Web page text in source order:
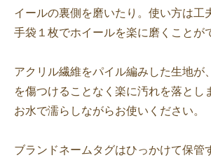
イールの裏側を磨いたり。使い方は工
手袋１枚でホイールを楽に磨くことが
アクリル繊維をパイル編みした生地が
を傷つけることなく楽に汚れを落とし
お水で濡らしながらお使いください。
ブランドネームタグはひっかけて保管